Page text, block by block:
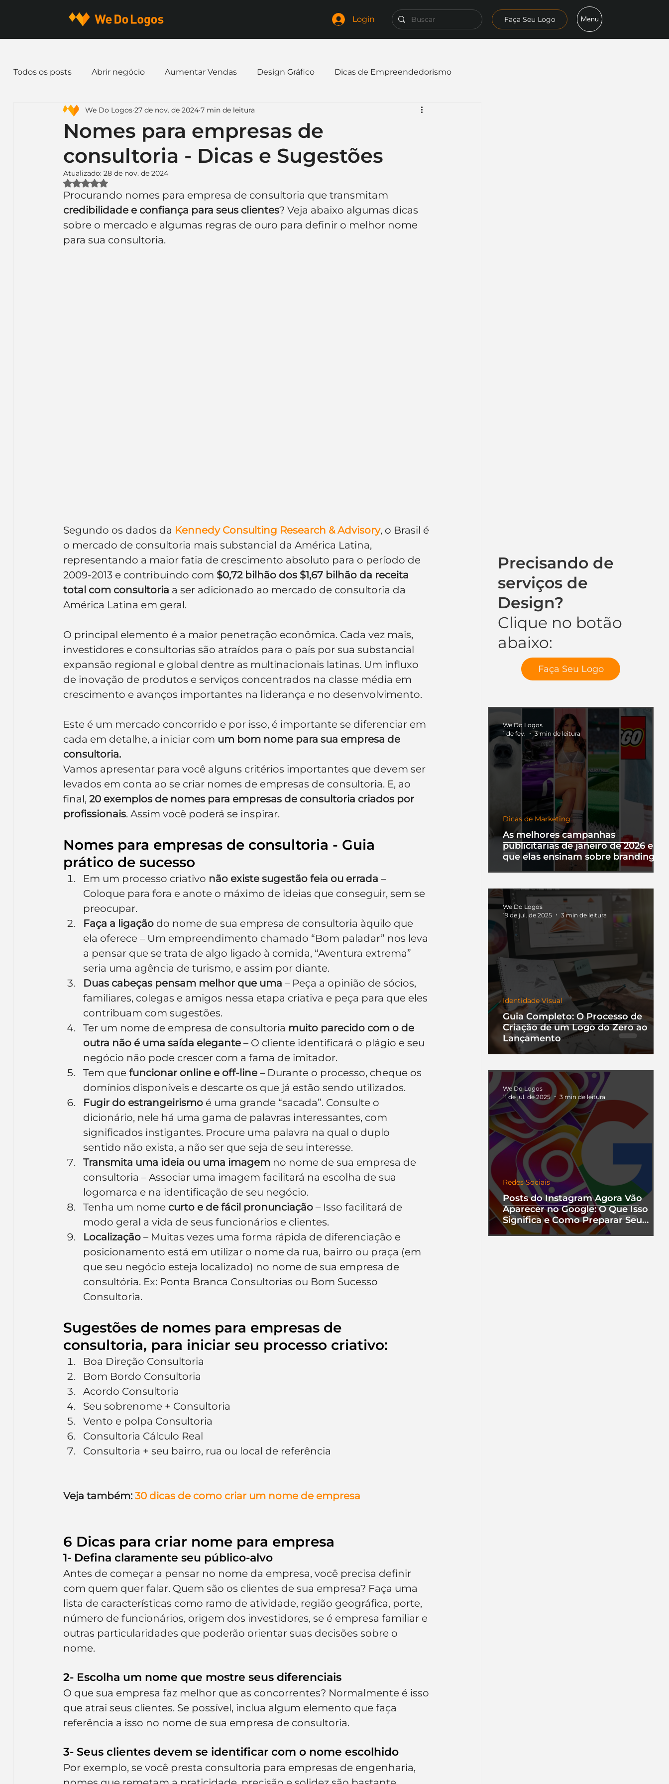
Login Faça Seu Logo Menu
Precisando de
serviços de
Design?
Clique no botão
abaixo:
Faça Seu Logo
As melhores campanhas
publicitárias de janeiro de 2026 e o
que elas ensinam sobre branding
Dicas de Marketing
We Do Logos
1 de fev.
3 min de leitura
Guia Completo: O Processo de
Criação de um Logo do Zero ao
Lançamento
Identidade Visual
We Do Logos
19 de jul. de 2025
3 min de leitura
Posts do Instagram Agora Vão
Aparecer no Google: O Que Isso
Significa e Como Preparar Seu
Perfil
Redes Sociais
We Do Logos
11 de jul. de 2025
3 min de leitura
Todos os posts Abrir negócio Aumentar Vendas Design Gráfico Dicas de Empreendedorismo
Dicas de Marketing Email marketing Expandir negócio
Identidade Visual Marca Nome para Empresa Logo Redes Sociais Websites
Ferramentas Mascotes Slogan Papelaria Curiosidades Frases Logotipo
Inteligência Artificial Embalagens nome de empresa Branding
Nomes para empresas de
consultoria - Dicas e Sugestões
We Do Logos 27 de nov. de 2024 7 min de leitura
Atualizado: 28 de nov. de 2024
Avaliado com NaN de 5 estrelas.
Procurando nomes para empresa de consultoria que transmitam
credibilidade e confiança para seus clientes? Veja abaixo algumas dicas
sobre o mercado e algumas regras de ouro para definir o melhor nome
para sua consultoria.
Segundo os dados da Kennedy Consulting Research & Advisory, o Brasil é
o mercado de consultoria mais substancial da América Latina,
representando a maior fatia de crescimento absoluto para o período de
2009-2013 e contribuindo com $0,72 bilhão dos $1,67 bilhão da receita
total com consultoria a ser adicionado ao mercado de consultoria da
América Latina em geral.
O principal elemento é a maior penetração econômica. Cada vez mais,
investidores e consultorias são atraídos para o país por sua substancial
expansão regional e global dentre as multinacionais latinas. Um influxo
de inovação de produtos e serviços concentrados na classe média em
crescimento e avanços importantes na liderança e no desenvolvimento.
Este é um mercado concorrido e por isso, é importante se diferenciar em
cada em detalhe, a iniciar com um bom nome para sua empresa de
consultoria.
Vamos apresentar para você alguns critérios importantes que devem ser
levados em conta ao se criar nomes de empresas de consultoria. E, ao
final, 20 exemplos de nomes para empresas de consultoria criados por
profissionais. Assim você poderá se inspirar.
Nomes para empresas de consultoria - Guia
prático de sucesso
Em um processo criativo não existe sugestão feia ou errada –
Coloque para fora e anote o máximo de ideias que conseguir, sem se
preocupar.
Faça a ligação do nome de sua empresa de consultoria àquilo que
ela oferece – Um empreendimento chamado “Bom paladar” nos leva
a pensar que se trata de algo ligado à comida, “Aventura extrema”
seria uma agência de turismo, e assim por diante.
Duas cabeças pensam melhor que uma – Peça a opinião de sócios,
familiares, colegas e amigos nessa etapa criativa e peça para que eles
contribuam com sugestões.
Ter um nome de empresa de consultoria muito parecido com o de
outra não é uma saída elegante – O cliente identificará o plágio e seu
negócio não pode crescer com a fama de imitador.
Tem que funcionar online e off-line – Durante o processo, cheque os
domínios disponíveis e descarte os que já estão sendo utilizados.
Fugir do estrangeirismo é uma grande “sacada”. Consulte o
dicionário, nele há uma gama de palavras interessantes, com
significados instigantes. Procure uma palavra na qual o duplo
sentido não exista, a não ser que seja de seu interesse.
Transmita uma ideia ou uma imagem no nome de sua empresa de
consultoria – Associar uma imagem facilitará na escolha de sua
logomarca e na identificação de seu negócio.
Tenha um nome curto e de fácil pronunciação – Isso facilitará de
modo geral a vida de seus funcionários e clientes.
Localização – Muitas vezes uma forma rápida de diferenciação e
posicionamento está em utilizar o nome da rua, bairro ou praça (em
que seu negócio esteja localizado) no nome de sua empresa de
consultória. Ex: Ponta Branca Consultorias ou Bom Sucesso
Consultoria.
Sugestões de nomes para empresas de
consultoria, para iniciar seu processo criativo:
Boa Direção Consultoria
Bom Bordo Consultoria
Acordo Consultoria
Seu sobrenome + Consultoria
Vento e polpa Consultoria
Consultoria Cálculo Real
Consultoria + seu bairro, rua ou local de referência
Veja também: 30 dicas de como criar um nome de empresa
6 Dicas para criar nome para empresa
1- Defina claramente seu público-alvo
Antes de começar a pensar no nome da empresa, você precisa definir
com quem quer falar. Quem são os clientes de sua empresa? Faça uma
lista de características como ramo de atividade, região geográfica, porte,
número de funcionários, origem dos investidores, se é empresa familiar e
outras particularidades que poderão orientar suas decisões sobre o
nome.
2- Escolha um nome que mostre seus diferenciais
O que sua empresa faz melhor que as concorrentes? Normalmente é isso
que atrai seus clientes. Se possível, inclua algum elemento que faça
referência a isso no nome de sua empresa de consultoria.
3- Seus clientes devem se identificar com o nome escolhido
Por exemplo, se você presta consultoria para empresas de engenharia,